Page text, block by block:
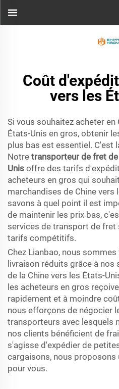
Coût
vers les
Si vous souhaitez acheter en
États-Unis en gros, obtenir
plus bas est essentiel. C'est
Notre transporteur de fret
Unis offre des tarifs
acheteurs en gros qui
marchandises de Chine vers
savons à quel point il est
de maintenir les prix bas,
services de transport de
tarifs compétitifs.
Chez Lianbao, nous
livraison réduits grâce à
de la Chine vers les États-
les acheteurs en gros
rapidement et à moindre
nous efforçons de négocier
transporteurs avec lesquels
nos clients bénéficient de
s'agisse d'expédier de
cargaisons, nous
pour vous.